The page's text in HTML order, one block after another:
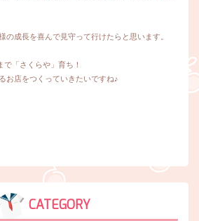
の成長を喜んで見守って行けたらと思います。
「さくらや」育ち！
お店をつくっていきたいですね♪
CATEGORY